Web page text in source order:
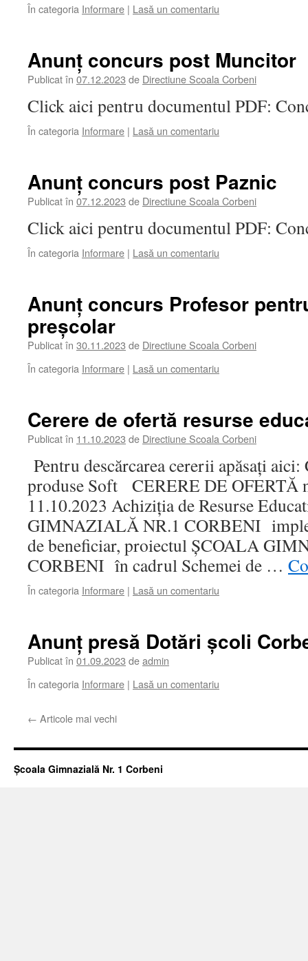
În categoria Informare | Lasă un comentariu
Anunț concurs post Muncitor
Publicat în 07.12.2023 de Directiune Scoala Corbeni
Click aici pentru documentul PDF:
În categoria Informare | Lasă un comentariu
Anunț concurs post Paznic
Publicat în 07.12.2023 de Directiune Scoala Corbeni
Click aici pentru documentul PDF:
În categoria Informare | Lasă un comentariu
Anunț concurs Profesor
preșcolar
Publicat în 30.11.2023 de Directiune Scoala Corbeni
În categoria Informare | Lasă un comentariu
Cerere de ofertă resurse
Publicat în 11.10.2023 de Directiune Scoala Corbeni
Pentru descărcarea cererii apăsați aici:
produse Soft CERERE DE OFERTĂ
11.10.2023 Achiziția de Resurse
GIMNAZIALĂ NR.1 CORBENI
de beneficiar, proiectul ȘCOALA
CORBENI în cadrul Schemei de …
În categoria Informare | Lasă un comentariu
Anunț presă Dotări școli
Publicat în 01.09.2023 deadmin
În categoria Informare | Lasă un comentariu
← Articole mai vechi
Școala Gimnazială Nr. 1 Corbeni